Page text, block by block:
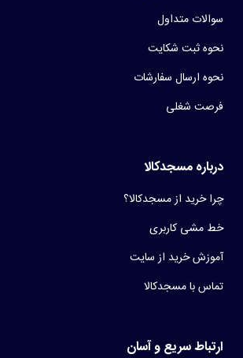
سوالات متداول
نحوه ثبت شکایت
نحوه ارسال سفارشات
فرصت شغلی
درباره مسجدکالا
چرا خرید از مسجدکالا؟
خط مشی کاربری
آموزش خرید از سایت
تماس با مسجدکالا
ارتباط سریع و آسان